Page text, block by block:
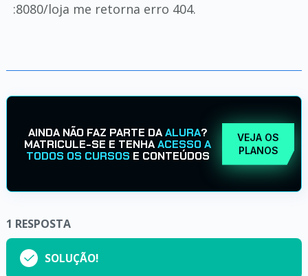
:8080/loja me retorna erro 404.
AINDA NÃO FAZ PARTE DAALURA?
MATRICULE-SE E TENHAACESSO A
TODOS OS CURSOS E CONTEÚDOS
VEJA OS
PLANOS
1 RESPOSTA
SOLUÇÃO!